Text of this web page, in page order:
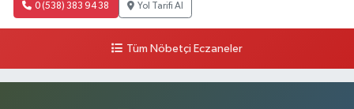
0 (538) 383 94 38 Yol Tarifi Al
Tüm Nöbetçi Eczaneler